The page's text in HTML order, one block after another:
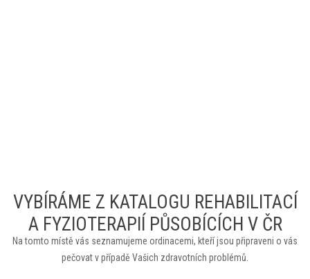
VYBÍRÁME Z KATALOGU REHABILITACÍ
A FYZIOTERAPIÍ PŮSOBÍCÍCH V ČR
Na tomto místě vás seznamujeme ordinacemi, kteří jsou připraveni o vás
pečovat v případě Vašich zdravotních problémů.